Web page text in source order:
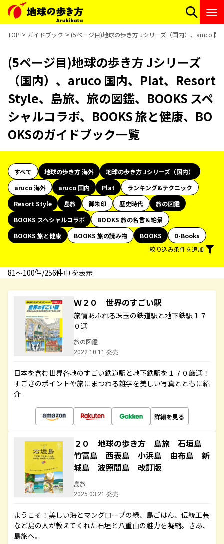
TOP ガイドブック (5ページ目)地球の歩き方 Jシリーズ（国内）、aruco 国
(5ページ目)地球の歩き方 Jシリーズ
（国内）、aruco 国内、Plat、Resort
Style、島旅、旅の図鑑、BOOKS スペ
シャルコラボ、BOOKS 旅と健康、BO
OKSのガイドブック一覧
すべて 地球の歩き方 海外
地球の歩き方 Jシリーズ（国内）
aruco 海外
aruco 国内 Plat
ランキング&テクニック
Resort Style
島旅 御朱印 歴史時代
旅の図鑑
BOOKS スペシャルコラボ
BOOKS 旅の名言＆絶景
BOOKS 旅と健康
BOOKS 旅の読み物 BOOKS
D-Books
絞り込み条件を追加
81〜100件/256件中 を表示
Ｗ２０ 世界のすごい駅
旅情あふれる珠玉の鉄道駅と地下鉄駅１７
０選
旅の図鑑
2022.10.11 発売
日本を含む世界各地のすごい鉄道駅と地下鉄駅を１７０厳選！
すごさのポイントや旅にまつわる雑学を美しい写真とともに紹
介
詳細を見る
２０ 地球の歩き方 島旅 石垣島
竹富島 西表島 小浜島 由布島 新
城島 波照間島 改訂版
島旅
2025.03.21 発売
ようこそ！美しい海とマングローブの緑、島ごはん、伝統工芸
など島の人が教えてくれた石垣と八重山の魅力を凝縮。さあ、
島旅へ。